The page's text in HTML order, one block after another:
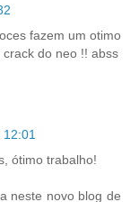
fazem um otimo
do neo !! abss
ótimo trabalho!
neste novo blog de